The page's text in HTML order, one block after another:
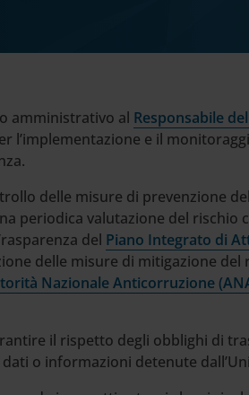
amministrativo al Responsabile
l’implementazione e il
delle misure di prevenzione
periodica valutazione del rischio
del Piano Integrato di
delle misure di mitigazione
Nazionale Anticorruzione
il rispetto degli obblighi di
o informazioni detenute